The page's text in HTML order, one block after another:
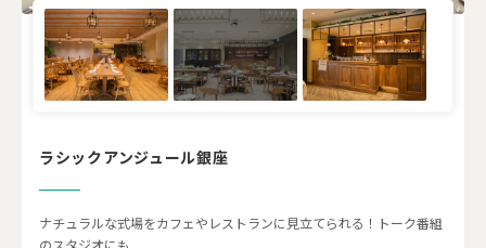
ラシックアンジュール銀座
ナチュラルな式場をカフェやレストランに見立てられる！トーク番組
のスタジオにも